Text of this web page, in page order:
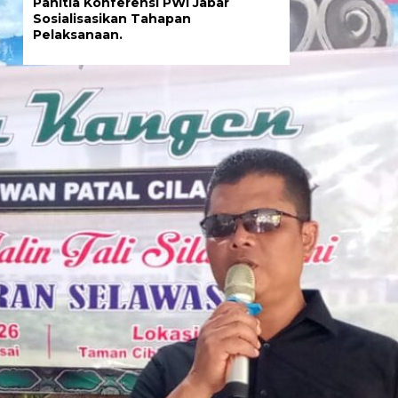
Sosialisasikan Tahapan
Pelaksanaan.